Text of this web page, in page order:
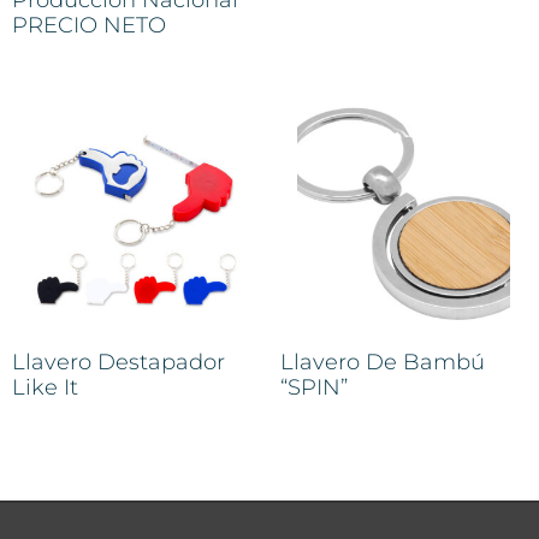
PRECIO NETO
Llavero Destapador
Like It
Llavero De Bambú
“SPIN”